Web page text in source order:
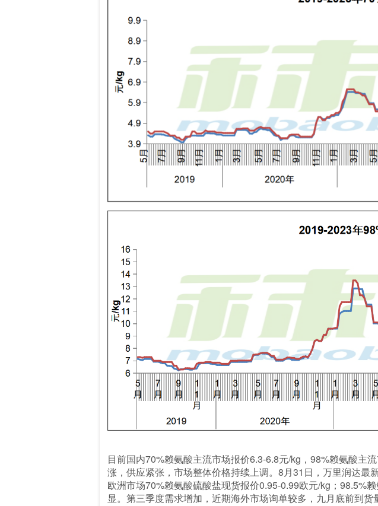
目前国内70%赖氨酸主流市场报价6.3-6.8元/kg，98%赖氨酸主
涨，供应紧张，市场整体价格持续上调。8月31日，万里润达最
欧洲市场70%赖氨酸硫酸盐现货报价0.95-0.99欧元/kg；98.5%
显。第三季度需求增加，近期海外市场询单较多，九月底前到